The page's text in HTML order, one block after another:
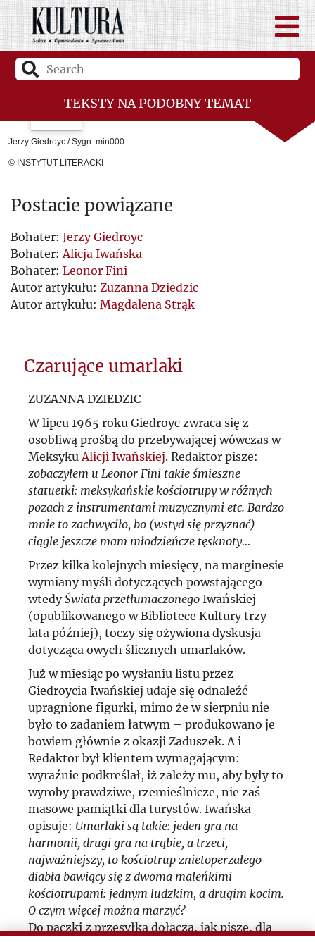
TEKSTY NA PODOBNY TEMAT
Laficki Bestiariusz
Listopad 1963 w korespondencji Jerzego
Uniwersytetu Łódzkiego
O Nobla dla Zbigniewa Herberta
Czarujące umarlaki
Wspaniałe Varitypery
Królewskiego w Warszawie
„Ziemia i Morze”
Do Wuja Hertza (mała oda) od Kici
Jerzy Giedroyc i Lin Hongliang
Paradoks Grotowskiego
Co się stało z Blackiem po jego śmierci?
Jerzy Giedroyc / Sygn. min000
© INSTYTUT LITERACKI
Postacie powiązane
Bohater: Jerzy Giedroyc
Bohater:Alicja Iwańska
Bohater: Leonor Fini
Autor artykułu: Zuzanna Dziedzic
Autor artykułu: Magdalena Strąk
Czarujące umarlaki
ZUZANNA DZIEDZIC
W lipcu 1965 roku Giedroyc zwraca się z
osobliwą prośbą do przebywającej wówczas w
MeksykuAlicji Iwańskiej. Redaktor pisze:
zobaczyłem u Leonor Fini takie śmieszne
statuetki: meksykańskie kościotrupy w różnych
pozach z instrumentami muzycznymi etc. Bardzo
mnie to zachwyciło, bo (wstyd się przyznać)
ciągle jeszcze mam młodzieńcze tęsknoty…
Przez kilka kolejnych miesięcy, na marginesie
wymiany myśli dotyczących powstającego
wtedyŚwiata przetłumaczonego Iwańskiej
(opublikowanego w Bibliotece Kultury trzy
lata później), toczy się ożywiona dyskusja
dotycząca owych ślicznych umarlaków.
Już w miesiąc po wysłaniu listu przez
Giedroycia Iwańskiej udaje się odnaleźć
upragnione figurki, mimo że w sierpniu nie
było to zadaniem łatwym – produkowano je
bowiem głównie z okazji Zaduszek. A i
Redaktor był klientem wymagającym:
wyraźnie podkreślał, iż zależy mu, aby były to
wyroby prawdziwe, rzemieślnicze, nie zaś
masowe pamiątki dla turystów. Iwańska
opisuje: Umarlaki są takie: jeden gra na
harmonii, drugi gra na trąbie, a trzeci,
najważniejszy, to kościotrup znietoperzałego
diabła bawiący się z dwoma maleńkimi
kościotrupami: jednym ludzkim, a drugim kocim.
O czym więcej można marzyć?
Do paczki z przesyłką dołącza, jak pisze, dla